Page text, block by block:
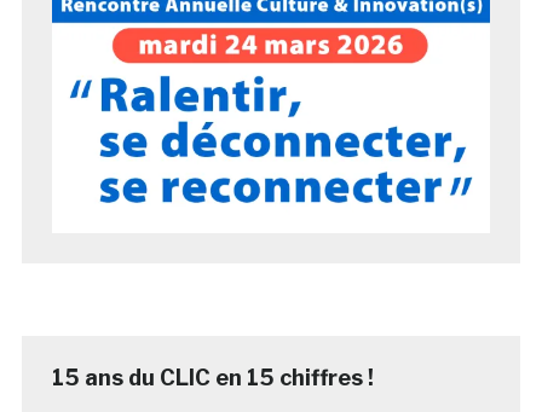
15 ans du CLIC en 15 chiffres !